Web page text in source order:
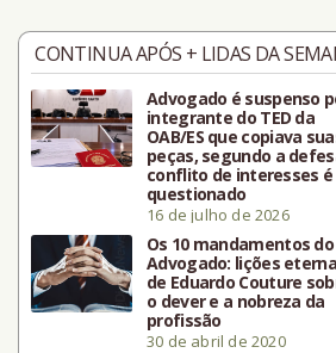
CONTINUA APÓS + LIDAS DA
Advogado é suspenso
integrante do TED da
OAB/ES que copiava
peças, segundo a
conflito de interesses é
questionado
16 de julho de 2026
Os 10 mandamentos do
Advogado: lições
de Eduardo Couture
o dever e a nobreza da
profissão
30 de abril de 2020